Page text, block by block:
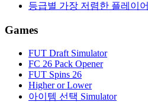
등급별 가장 저렴한 플레이어
Games
FUT Draft Simulator
FC 26 Pack Opener
FUT Spins 26
Higher or Lower
아이템 선택 Simulator